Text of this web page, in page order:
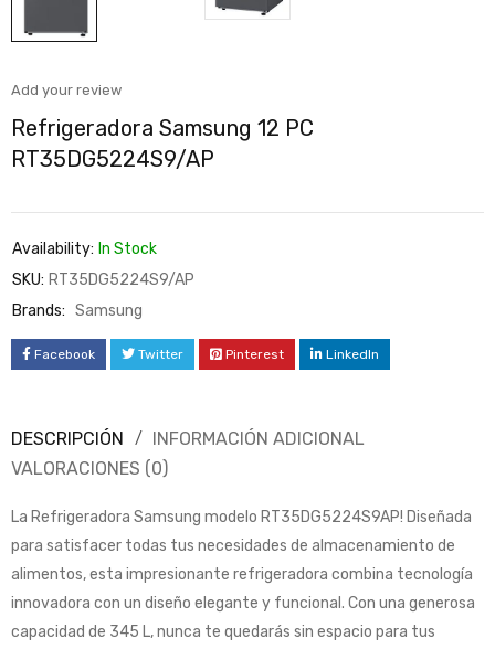
Add your review
Refrigeradora Samsung 12 PC
RT35DG5224S9/AP
Availability: In Stock
SKU: RT35DG5224S9/AP
Brands: Samsung
Facebook Twitter Pinterest LinkedIn
DESCRIPCIÓN
INFORMACIÓN ADICIONAL
VALORACIONES (0)
La Refrigeradora Samsung modelo RT35DG5224S9AP! Diseñada
para satisfacer todas tus necesidades de almacenamiento de
alimentos, esta impresionante refrigeradora combina tecnología
innovadora con un diseño elegante y funcional. Con una generosa
capacidad de 345 L, nunca te quedarás sin espacio para tus